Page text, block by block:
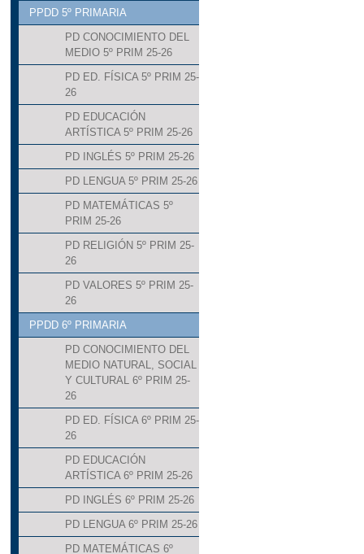
PPDD 5º PRIMARIA
PD CONOCIMIENTO DEL
MEDIO 5º PRIM 25-26
PD ED. FÍSICA 5º PRIM 25-
26
PD EDUCACIÓN
ARTÍSTICA 5º PRIM 25-26
PD INGLÉS 5º PRIM 25-26
PD LENGUA 5º PRIM 25-26
PD MATEMÁTICAS 5º
PRIM 25-26
PD RELIGIÓN 5º PRIM 25-
26
PD VALORES 5º PRIM 25-
26
PPDD 6º PRIMARIA
PD CONOCIMIENTO DEL
MEDIO NATURAL, SOCIAL
Y CULTURAL 6º PRIM 25-
26
PD ED. FÍSICA 6º PRIM 25-
26
PD EDUCACIÓN
ARTÍSTICA 6º PRIM 25-26
PD INGLÉS 6º PRIM 25-26
PD LENGUA 6º PRIM 25-26
PD MATEMÁTICAS 6º